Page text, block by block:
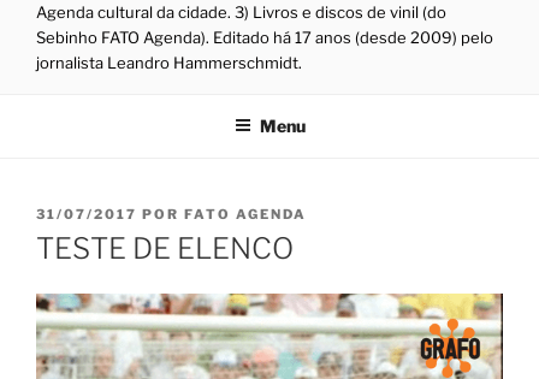
Agenda cultural da cidade. 3) Livros e discos de vinil (do
Sebinho FATO Agenda). Editado há 17 anos (desde 2009) pelo
jornalista Leandro Hammerschmidt.
Menu
PUBLICADO
EM
31/07/2017 POR FATO AGENDA
TESTE DE ELENCO